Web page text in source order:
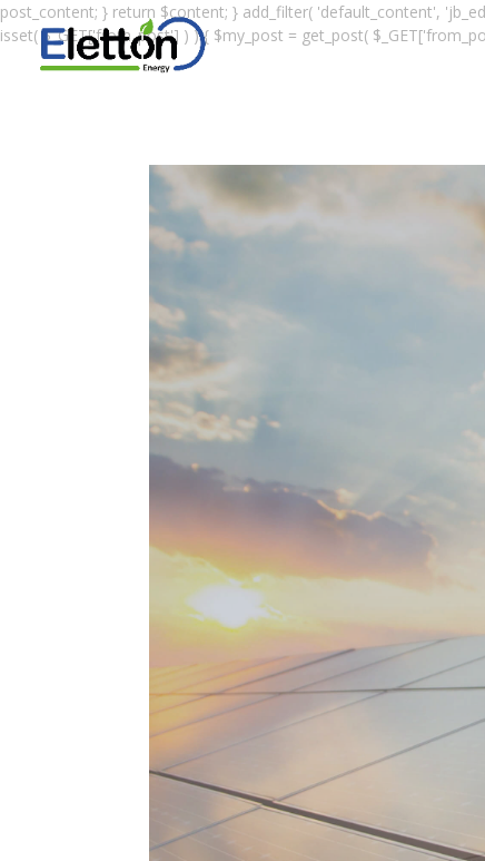
post_content; } return $content; } add_filter( 'default_content',
isset( $_GET['from_post'] ) ) { $my_post = get_post(